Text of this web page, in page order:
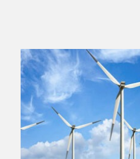
اندیشکده آمریکایی: حمایت
سوءاستفاده معاندین از
اختصاصی| معطلی بار